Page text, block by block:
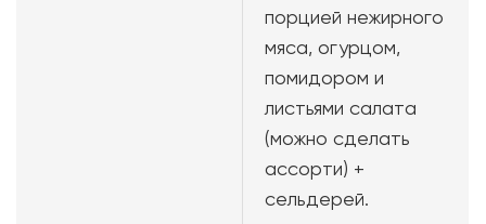
порцией нежирного
мяса, огурцом,
помидором и
листьями салата
(можно сделать
ассорти) +
сельдерей.